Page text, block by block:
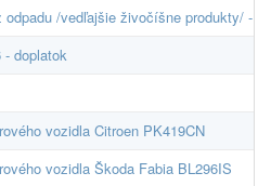
odpadu /vedľajšie živočíšne produkty/ -
- doplatok
vozidla Citroen PK419CN
vozidla Škoda Fabia BL296IS